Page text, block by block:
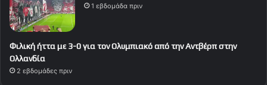
1 εβδομάδα πριν
Φιλική ήττα με 3-0 για τον Ολυμπιακό από την Αντβέρπ στην
Ολλανδία
2 εβδομάδες πριν